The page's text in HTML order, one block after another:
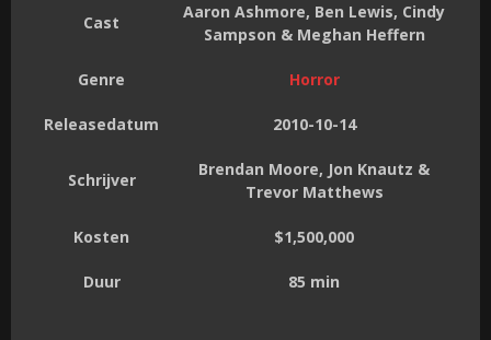
Cast
Aaron Ashmore, Ben Lewis, Cindy
Sampson & Meghan Heffern
Genre Horror
Releasedatum 2010-10-14
Schrijver
Brendan Moore, Jon Knautz &
Trevor Matthews
Kosten $1,500,000
Duur 85 min